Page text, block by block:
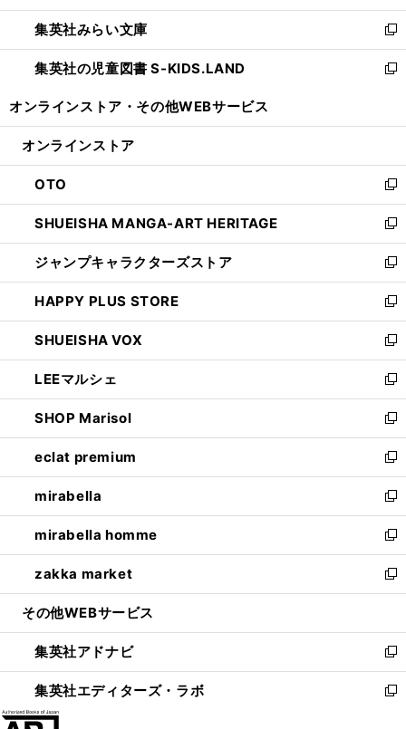
開
く
ウ
で
開
く
ン
ド
ウ
で
ウ
ィ
ン
ド
開
集英社みらい文庫
新
し
い
ン
ウ
で
開
く
集英社の児童図書 S-KIDS.LAND
新
ウ
ン
ド
ウ
で
開
く
オンラインストア・ その他WEBサービス
オンラインストア
OTO
新
し
い
ウ
ィ
ン
ド
ウ
で
開
く
SHUEISHA MANGA-ART HERITAGE
新
し
い
ウ
ィ
ン
ド
ウ
で
開
く
ジャンプキャラクターズストア
新
し
い
ウ
ィ
ン
ド
ウ
で
開
く
HAPPY PLUS STORE
新
し
い
ウ
ィ
ン
ド
ウ
で
開
く
SHUEISHA VOX
新
し
い
ウ
ィ
ン
ド
ウ
で
開
く
LEEマルシェ
新
し
い
ウ
ィ
ン
ド
ウ
で
開
く
SHOP Marisol
新
し
い
ウ
ィ
ン
ド
ウ
で
開
eclat premium
新
し
い
ウ
ィ
ン
ド
ウ
開
く
mirabella
新
し
い
ウ
ィ
ン
ウ
で
開
く
mirabella homme
新
し
い
ウ
ン
ド
ウ
で
zakka market
新
し
ウ
ィ
ン
ド
その他WEBサービス
集英社アドナビ
新
し
い
集英社エディターズ・ラボ
新